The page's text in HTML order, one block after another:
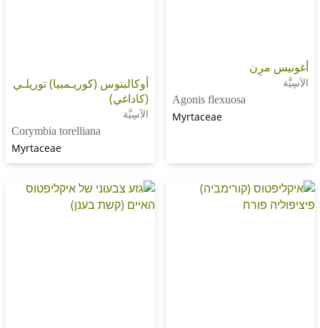
Agonis flexuosa
أوكالبتوس (كوريـمبيا) توريلـي
(كاداغي)
الآسِيَّة
Corymbia torelliana